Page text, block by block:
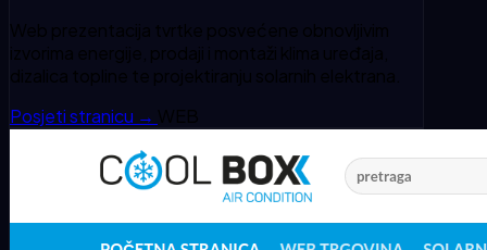
Web prezentacija tvrtke posvećene obnovljivim
izvorima energije, prodaji i montaži klima uređaja,
dizalica topline te projektiranju solarnih elektrana.
Posjeti stranicu → WEB